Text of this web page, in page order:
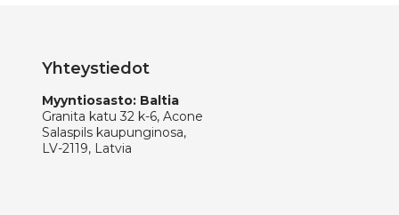
Yhteystiedot
Myyntiosasto: Baltia
Granita katu 32 k-6, Acone
Salaspils kaupunginosa,
LV-2119, Latvia